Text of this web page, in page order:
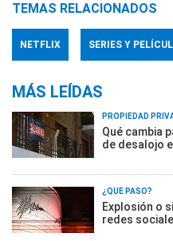
TEMAS RELACIONADOS
NETFLIX SERIES Y
MÁS LEÍDAS
PROPIEDAD
Qué cambia
de desalojo
¿QUÉ PASÓ?
Explosión o
redes